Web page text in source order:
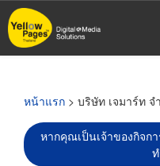
ข้าม
ไป
หน้าแรก > บริษัท เจมาร์ท
หากคุณเป็นเจ้าของกิจก